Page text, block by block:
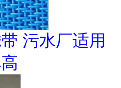
污水厂适用